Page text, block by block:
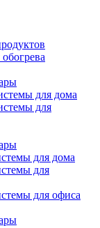
для дома
для
для дома
для
для офиса